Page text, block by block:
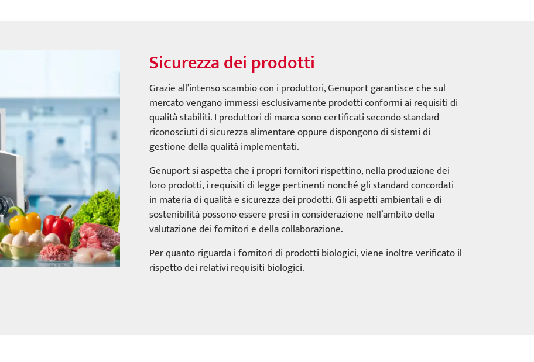
Sicurezza dei prodotti
Grazie all’intenso scambio con i produttori, Genuport garantisce che sul
mercato vengano immessi esclusivamente prodotti conformi ai requisiti di
qualità stabiliti. I produttori di marca sono certificati secondo standard
riconosciuti di sicurezza alimentare oppure dispongono di sistemi di
gestione della qualità implementati.
Genuport si aspetta che i propri fornitori rispettino, nella produzione dei
loro prodotti, i requisiti di legge pertinenti nonché gli standard concordati
in materia di qualità e sicurezza dei prodotti. Gli aspetti ambientali e di
sostenibilità possono essere presi in considerazione nell’ambito della
valutazione dei fornitori e della collaborazione.
Per quanto riguarda i fornitori di prodotti biologici, viene inoltre verificato il
rispetto dei relativi requisiti biologici.